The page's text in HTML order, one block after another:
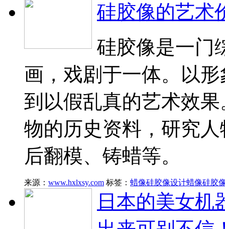
硅胶像的艺术
硅胶像是一门
画，戏剧于一体。以
到以假乱真的艺术效
物的历史资料，研究
后翻模、铸蜡等。
来源： www.hxlxsy.com 标签： 蜡像硅胶像设计蜡像硅胶
日本的美女机